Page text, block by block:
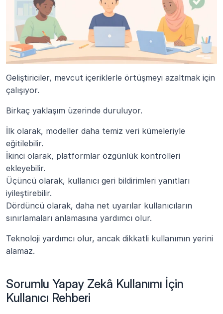
Geliştiriciler, mevcut içeriklerle örtüşmeyi azaltmak için
çalışıyor.
Birkaç yaklaşım üzerinde duruluyor.
İlk olarak, modeller daha temiz veri kümeleriyle
eğitilebilir.
İkinci olarak, platformlar özgünlük kontrolleri
ekleyebilir.
Üçüncü olarak, kullanıcı geri bildirimleri yanıtları
iyileştirebilir.
Dördüncü olarak, daha net uyarılar kullanıcıların
sınırlamaları anlamasına yardımcı olur.
Teknoloji yardımcı olur, ancak dikkatli kullanımın yerini
alamaz.
Sorumlu Yapay Zekâ Kullanımı İçin
Kullanıcı Rehberi